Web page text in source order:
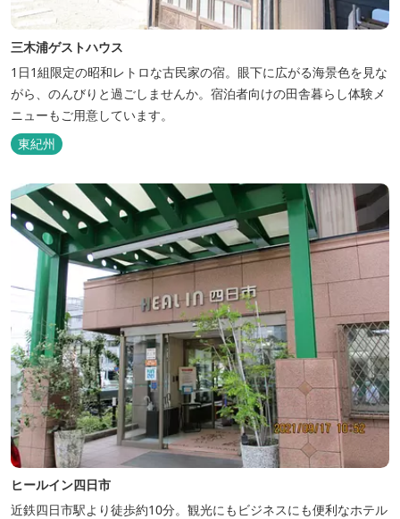
三木浦ゲストハウス
1日1組限定の昭和レトロな古民家の宿。眼下に広がる海景色を見な
がら、のんびりと過ごしませんか。宿泊者向けの田舎暮らし体験メ
ニューもご用意しています。
東紀州
ヒールイン四日市
近鉄四日市駅より徒歩約10分。観光にもビジネスにも便利なホテル